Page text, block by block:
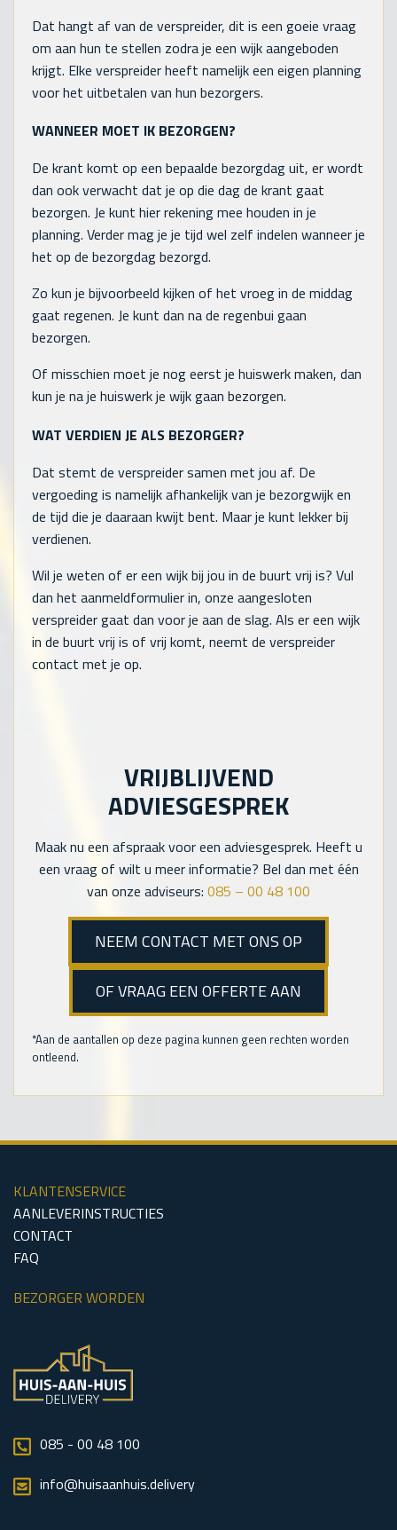
Dat hangt af van de verspreider, dit is een goeie vraag
om aan hun te stellen zodra je een wijk aangeboden
krijgt. Elke verspreider heeft namelijk een eigen planning
voor het uitbetalen van hun bezorgers.
WANNEER MOET IK BEZORGEN?
De krant komt op een bepaalde bezorgdag uit, er wordt
dan ook verwacht dat je op die dag de krant gaat
bezorgen. Je kunt hier rekening mee houden in je
planning. Verder mag je je tijd wel zelf indelen wanneer je
het op de bezorgdag bezorgd.
Zo kun je bijvoorbeeld kijken of het vroeg in de middag
gaat regenen. Je kunt dan na de regenbui gaan
bezorgen.
Of misschien moet je nog eerst je huiswerk maken, dan
kun je na je huiswerk je wijk gaan bezorgen.
WAT VERDIEN JE ALS BEZORGER?
Dat stemt de verspreider samen met jou af. De
vergoeding is namelijk afhankelijk van je bezorgwijk en
de tijd die je daaraan kwijt bent. Maar je kunt lekker bij
verdienen.
Wil je weten of er een wijk bij jou in de buurt vrij is? Vul
dan het aanmeldformulier in, onze aangesloten
verspreider gaat dan voor je aan de slag. Als er een wijk
in de buurt vrij is of vrij komt, neemt de verspreider
contact met je op.
VRIJBLIJVEND
ADVIESGESPREK
Maak nu een afspraak voor een adviesgesprek. Heeft u
een vraag of wilt u meer informatie? Bel dan met één
van onze adviseurs: 085 – 00 48 100
NEEM CONTACT MET ONS OP
OF VRAAG EEN OFFERTE AAN
*Aan de aantallen op deze pagina kunnen geen rechten worden
ontleend.
KLANTENSERVICE
AANLEVERINSTRUCTIES
CONTACT
FAQ
BEZORGER WORDEN
085 - 00 48 100
info@huisaanhuis.delivery